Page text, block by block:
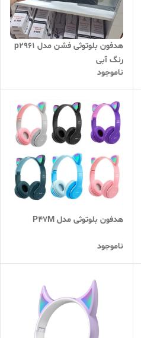
هدفون بلوتوثی فشن مدل p2961
رنگ آبی
ناموجود
هدفون بلوتوثی مدل P47M
ناموجود